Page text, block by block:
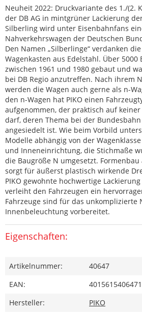
Neuheit 2022: Druckvariante des 1./(2.
der DB AG in mintgrüner Lackierung
Silberling wird unter Eisenbahnfans
Nahverkehrswagen der Deutschen
Den Namen „Silberlinge“ verdanken
Wagenkasten aus Edelstahl. Über 5000
zwischen 1961 und 1980 gebaut und
bei DB Regio anzutreffen. Nach ihrem
werden die Wagen auch gerne als n-
den n-Wagen hat PIKO einen
aufgenommen, der praktisch auf
darf, deren Thema bei der
angesiedelt ist. Wie beim Vorbild
Modelle abhängig von der
und Inneneinrichtung, die Stichmaße
die Baugröße N umgesetzt.
sorgt für äußerst plastisch wirkende
PIKO gewohnte hochwertige
verleiht den Fahrzeugen ein
Fahrzeuge sind für das unkomplizierte
Innenbeleuchtung vorbereitet.
Eigenschaften:
Artikelnummer:
40647
EAN:
4015615406471
Hersteller:
PIKO